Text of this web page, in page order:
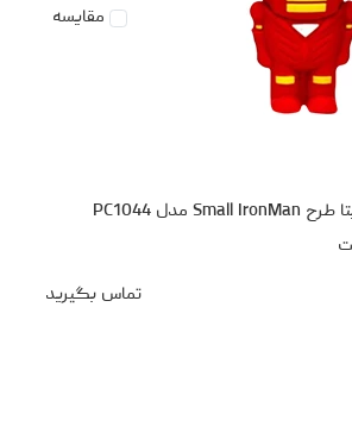
مقایسه
فلش مموری دایا دیتا طرح Small IronMan مدل PC1044
تماس بگیرید